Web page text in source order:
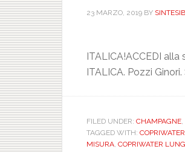
23 MARZO, 2019BY
ITALICA!ACCEDI alla
ITALICA. Pozzi
FILED UNDER:CHAMPAGNE,
TAGGED WITH:COPRIWATER
MISURA,COPRIWATER